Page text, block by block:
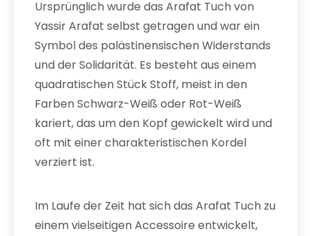
Ursprünglich wurde das Arafat Tuch von
Yassir Arafat selbst getragen und war ein
Symbol des palästinensischen Widerstands
und der Solidarität. Es besteht aus einem
quadratischen Stück Stoff, meist in den
Farben Schwarz-Weiß oder Rot-Weiß
kariert, das um den Kopf gewickelt wird und
oft mit einer charakteristischen Kordel
verziert ist.
Im Laufe der Zeit hat sich das Arafat Tuch zu
einem vielseitigen Accessoire entwickelt,